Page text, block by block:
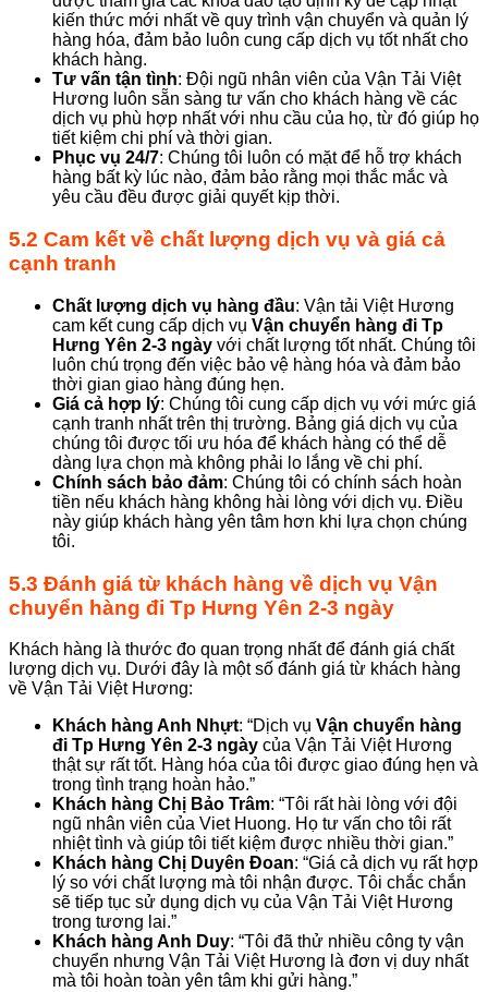
kiến thức mới nhất về quy trình vận chuyển và quản lý
hàng hóa, đảm bảo luôn cung cấp dịch vụ tốt nhất cho
khách hàng.
Tư vấn tận tình: Đội ngũ nhân viên của Vận Tải Việt
Hương luôn sẵn sàng tư vấn cho khách hàng về các
dịch vụ phù hợp nhất với nhu cầu của họ, từ đó giúp họ
tiết kiệm chi phí và thời gian.
Phục vụ 24/7: Chúng tôi luôn có mặt để hỗ trợ khách
hàng bất kỳ lúc nào, đảm bảo rằng mọi thắc mắc và
yêu cầu đều được giải quyết kịp thời.
5.2 Cam kết về chất lượng dịch vụ và giá cả
cạnh tranh
Chất lượng dịch vụ hàng đầu: Vận tải Việt Hương
cam kết cung cấp dịch vụ Vận chuyển hàng đi Tp
Hưng Yên 2-3 ngày với chất lượng tốt nhất. Chúng tôi
luôn chú trọng đến việc bảo vệ hàng hóa và đảm bảo
thời gian giao hàng đúng hẹn.
Giá cả hợp lý: Chúng tôi cung cấp dịch vụ với mức giá
cạnh tranh nhất trên thị trường. Bảng giá dịch vụ của
chúng tôi được tối ưu hóa để khách hàng có thể dễ
dàng lựa chọn mà không phải lo lắng về chi phí.
Chính sách bảo đảm: Chúng tôi có chính sách hoàn
tiền nếu khách hàng không hài lòng với dịch vụ. Điều
này giúp khách hàng yên tâm hơn khi lựa chọn chúng
tôi.
5.3 Đánh giá từ khách hàng về dịch vụ Vận
chuyển hàng đi Tp Hưng Yên 2-3 ngày
Khách hàng là thước đo quan trọng nhất để đánh giá chất
lượng dịch vụ. Dưới đây là một số đánh giá từ khách hàng
về Vận Tải Việt Hương:
Khách hàng Anh Nhựt: “Dịch vụ Vận chuyển hàng
đi Tp Hưng Yên 2-3 ngày của Vận Tải Việt Hương
thật sự rất tốt. Hàng hóa của tôi được giao đúng hẹn và
trong tình trạng hoàn hảo.”
Khách hàng Chị Bảo Trâm: “Tôi rất hài lòng với đội
ngũ nhân viên của Viet Huong. Họ tư vấn cho tôi rất
nhiệt tình và giúp tôi tiết kiệm được nhiều thời gian.”
Khách hàng Chị Duyên Đoan: “Giá cả dịch vụ rất hợp
lý so với chất lượng mà tôi nhận được. Tôi chắc chắn
sẽ tiếp tục sử dụng dịch vụ của Vận Tải Việt Hương
trong tương lai.”
Khách hàng Anh Duy: “Tôi đã thử nhiều công ty vận
chuyển nhưng Vận Tải Việt Hương là đơn vị duy nhất
mà tôi hoàn toàn yên tâm khi gửi hàng.”